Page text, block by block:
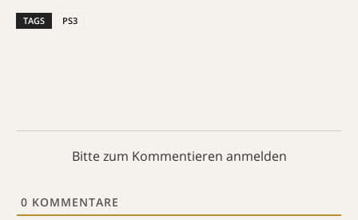
TAGS PS3
Bitte zum Kommentieren anmelden
0 KOMMENTARE